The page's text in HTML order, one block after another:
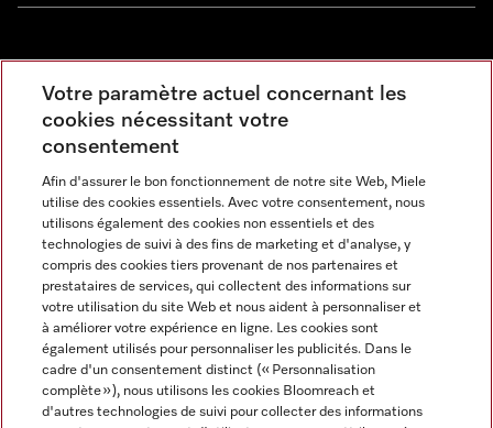
Découvrez la boutique Miele proche de chez vous
Newsletter
Miele sur Instagram
Miele sur Facebook
Miele sur Youtube
Votre paramètre actuel concernant les
cookies nécessitant votre
consentement
Afin d'assurer le bon fonctionnement de notre site Web, Miele
utilise des cookies essentiels. Avec votre consentement, nous
utilisons également des cookies non essentiels et des
technologies de suivi à des fins de marketing et d'analyse, y
compris des cookies tiers provenant de nos partenaires et
prestataires de services, qui collectent des informations sur
votre utilisation du site Web et nous aident à personnaliser et
à améliorer votre expérience en ligne. Les cookies sont
également utilisés pour personnaliser les publicités. Dans le
cadre d'un consentement distinct (« Personnalisation
complète »), nous utilisons les cookies Bloomreach et
d'autres technologies de suivi pour collecter des informations